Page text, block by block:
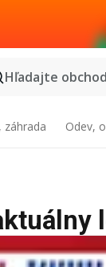
Hľadajte
záhrada Odev,